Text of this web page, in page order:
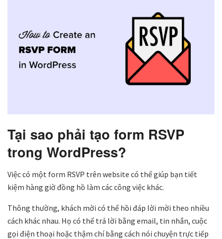
Tại sao phải tạo form RSVP
trong WordPress?
Việc có một form RSVP trên website có thể giúp bạn tiết
kiệm hàng giờ đồng hồ làm các công việc khác.
Thông thường, khách mời có thể hồi đáp lời mời theo nhiều
cách khác nhau. Họ có thể trả lời bằng email, tin nhắn, cuộc
gọi điện thoại hoặc thậm chí bằng cách nói chuyện trực tiếp